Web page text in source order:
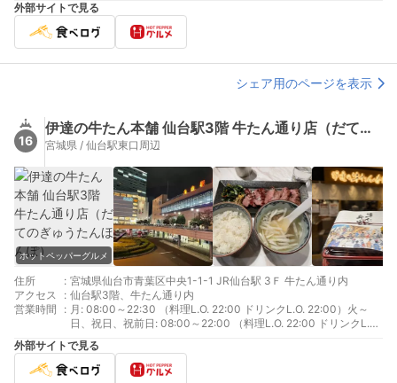
外部サイトで見る
シェア用のページを表示
16
伊達の牛たん本舗 仙台駅3階 牛たん通り店（だてのぎゅうたんほんぽ）
宮城県 / 仙台駅東口周辺
ホットペッパーグルメ
住所 : 宮城県仙台市青葉区中央1-1-1 JR仙台駅 3Ｆ 牛たん通り内
アクセス
: 仙台駅3階、牛たん通り内
営業時間
: 月: 08:00～22:30 （料理L.O. 22:00 ドリンクL.O. 22:00）火～
日、祝日、祝前日: 08:00～22:00 （料理L.O. 22:00 ドリンクL.O.
22:00）
外部サイトで見る